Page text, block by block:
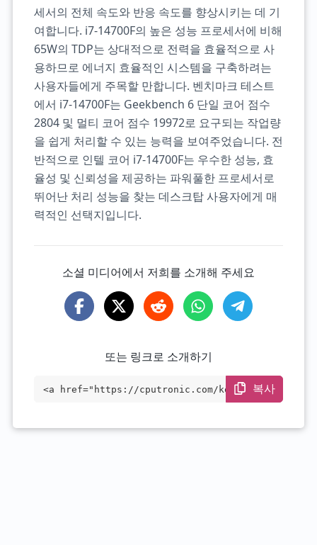
세서의 전체 속도와 반응 속도를 향상시키는 데 기
여합니다. i7-14700F의 높은 성능 프로세서에 비해
65W의 TDP는 상대적으로 전력을 효율적으로 사
용하므로 에너지 효율적인 시스템을 구축하려는
사용자들에게 주목할 만합니다. 벤치마크 테스트
에서 i7-14700F는 Geekbench 6 단일 코어 점수
2804 및 멀티 코어 점수 19972로 요구되는 작업량
을 쉽게 처리할 수 있는 능력을 보여주었습니다. 전
반적으로 인텔 코어 i7-14700F는 우수한 성능, 효
율성 및 신뢰성을 제공하는 파워풀한 프로세서로
뛰어난 처리 성능을 찾는 데스크탑 사용자에게 매
력적인 선택지입니다.
소셜 미디어에서 저희를 소개해 주세요
또는 링크로 소개하기
<a href="https://cputronic.com/ko/cpu/in
복사